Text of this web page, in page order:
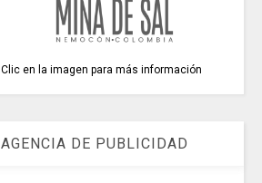
Clic en la imagen para más información
AGENCIA DE PUBLICIDAD